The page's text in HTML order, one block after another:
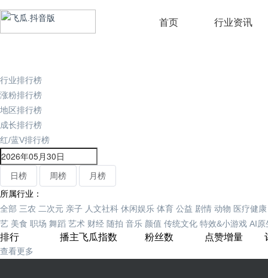
首页 行业资讯
行业排行榜
涨粉排行榜
地区排行榜
成长排行榜
红/蓝V排行榜
日榜 周榜
月榜
所属行业：
全部 三农 二次元 亲子 人文社科 休闲娱乐 体育 公益 剧情 动物 医疗健康
艺 美食 职场 舞蹈 艺术 财经 随拍 音乐 颜值 传统文化 特效&小游戏 AI原
排行 播主飞瓜指数 粉丝数 点赞增量
查看更多